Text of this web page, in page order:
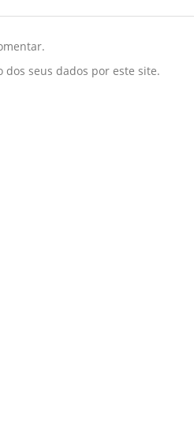
seus dados por este site.